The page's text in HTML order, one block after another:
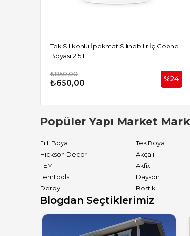
Tek Silikonlu İpekmat Silinebilir İç Cephe
Boyası 2.5 LT.
₺850,00
₺650,00 %24
Popüler Yapı Market
Filli Boya Tek Boya
Hickson Decor
Akçali
TEM
Akfix
Temtools
Dayson
Derby
Bostik
Blogdan Seçtiklerimiz